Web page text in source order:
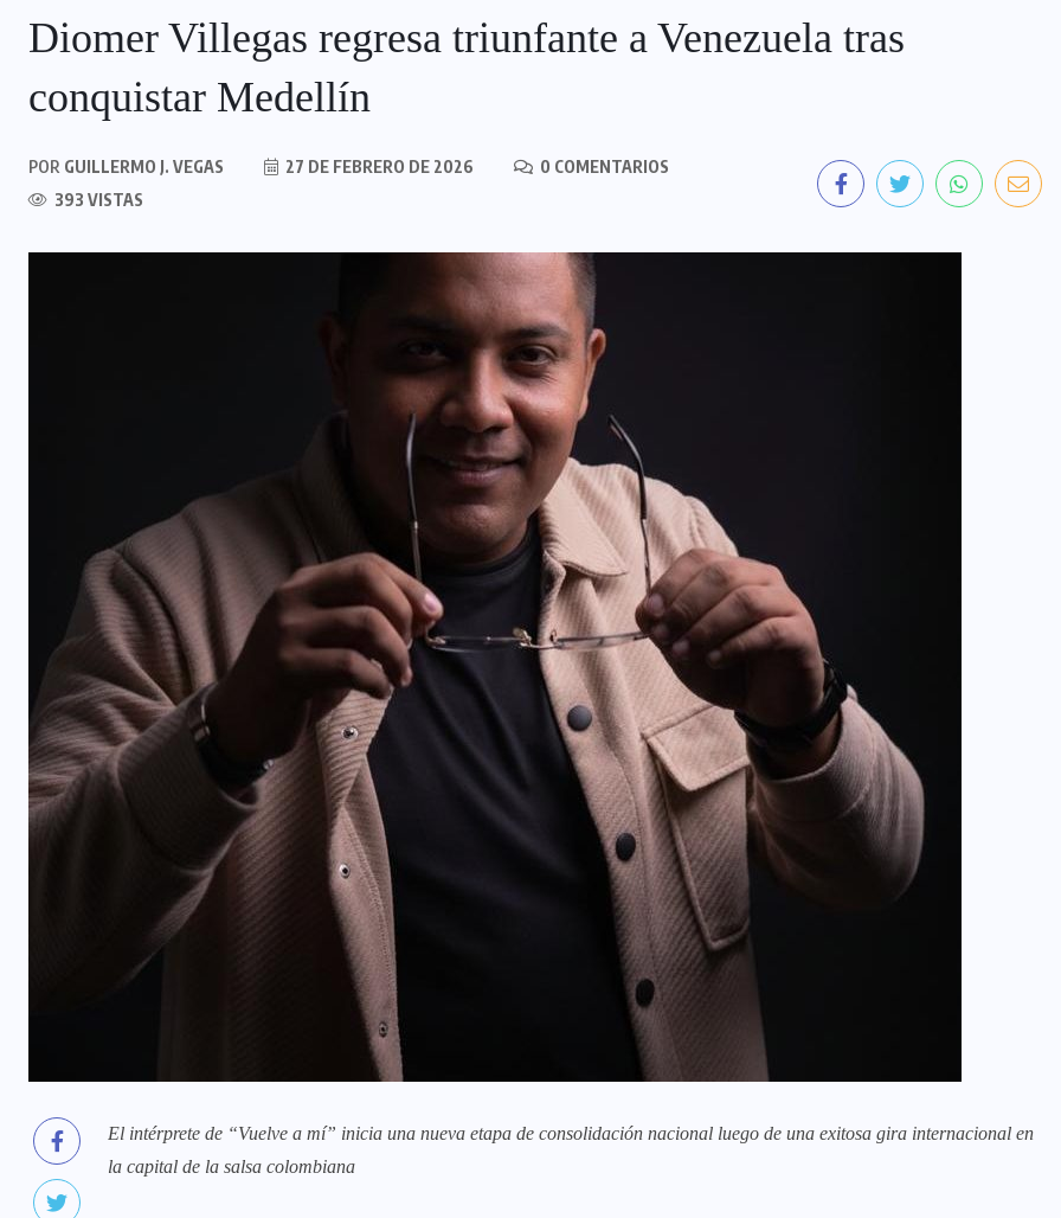
Diomer Villegas regresa triunfante a Venezuela tras
conquistar Medellín
POR GUILLERMO J. VEGAS 27 DE FEBRERO DE 2026
0 COMENTARIOS
393 VISTAS
El intérprete de “Vuelve a mí” inicia una nueva etapa de consolidación nacional luego de una exitosa gira internacional en
la capital de la salsa colombiana